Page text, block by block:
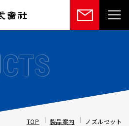
TOP 製品案内 ノズルセット